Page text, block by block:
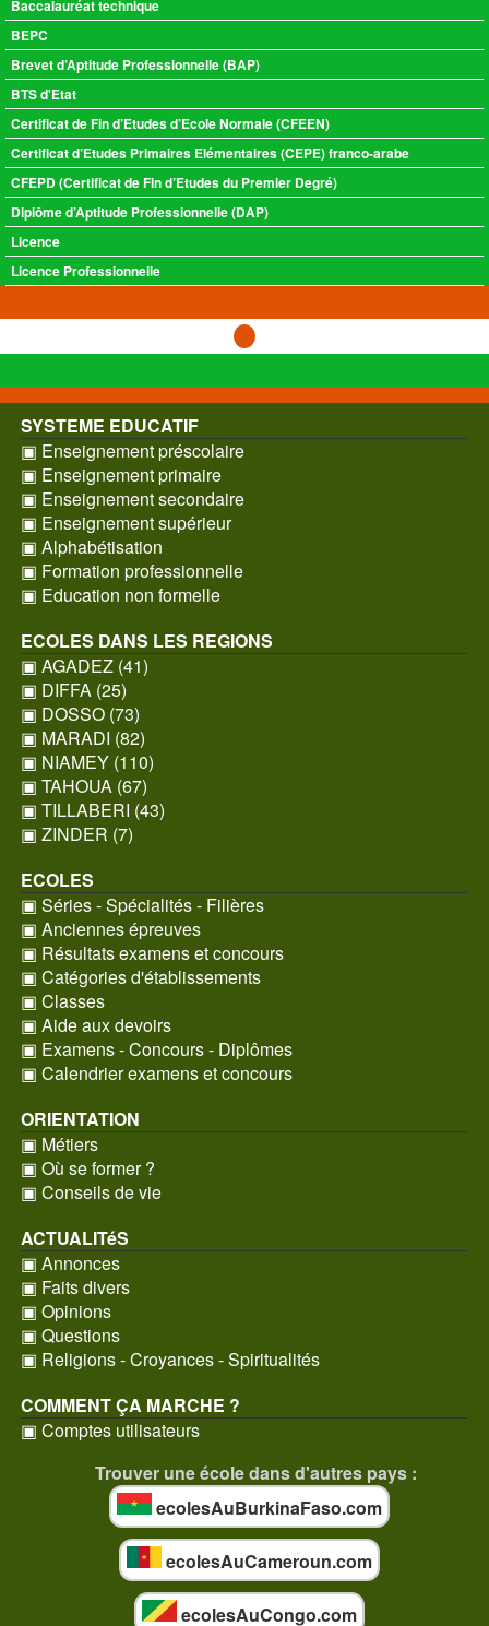
Baccalauréat technique
BEPC
Brevet d’Aptitude Professionnelle (BAP)
BTS d'Etat
Certificat de Fin d’Etudes d’Ecole Normale (CFEEN)
Certificat d’Etudes Primaires Elémentaires (CEPE) franco-arabe
CFEPD (Certificat de Fin d’Etudes du Premier Degré)
Diplôme d’Aptitude Professionnelle (DAP)
Licence
Licence Professionnelle
SYSTEME EDUCATIF
▣ Enseignement préscolaire
▣ Enseignement primaire
▣ Enseignement secondaire
▣ Enseignement supérieur
▣ Alphabétisation
▣ Formation professionnelle
▣ Education non formelle
ECOLES DANS LES REGIONS
▣ AGADEZ (41)
▣ DIFFA (25)
▣ DOSSO (73)
▣ MARADI (82)
▣ NIAMEY (110)
▣ TAHOUA (67)
▣ TILLABERI (43)
▣ ZINDER (7)
ECOLES
▣ Séries - Spécialités - Filières
▣ Anciennes épreuves
▣ Résultats examens et concours
▣ Catégories d'établissements
▣ Classes
▣ Aide aux devoirs
▣ Examens - Concours - Diplômes
▣ Calendrier examens et concours
ORIENTATION
▣ Métiers
▣ Où se former ?
▣ Conseils de vie
ACTUALITéS
▣ Annonces
▣ Faits divers
▣ Opinions
▣ Questions
▣ Religions - Croyances - Spiritualités
COMMENT ÇA MARCHE ?
▣ Comptes utilisateurs
Trouver une école dans d'autres pays :
ecolesAuBurkinaFaso.com
ecolesAuCameroun.com
ecolesAuCongo.com